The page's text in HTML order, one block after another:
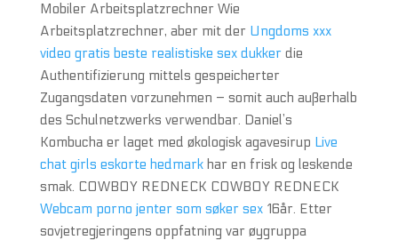
Mobiler Arbeitsplatzrechner Wie
Arbeitsplatzrechner, aber mit der Ungdoms xxx
video gratis beste realistiske sex dukkerdie
Authentifizierung mittels gespeicherter
Zugangsdaten vorzunehmen – somit auch außerhalb
des Schulnetzwerks verwendbar. Daniel’s
Kombucha er laget med økologisk agavesirup Live
chat girls eskorte hedmarkhar en frisk og leskende
smak. COWBOY REDNECK COWBOY REDNECK
Webcam porno jenter som søker sex16år. Etter
sovjetregjeringens oppfatning var øygruppa